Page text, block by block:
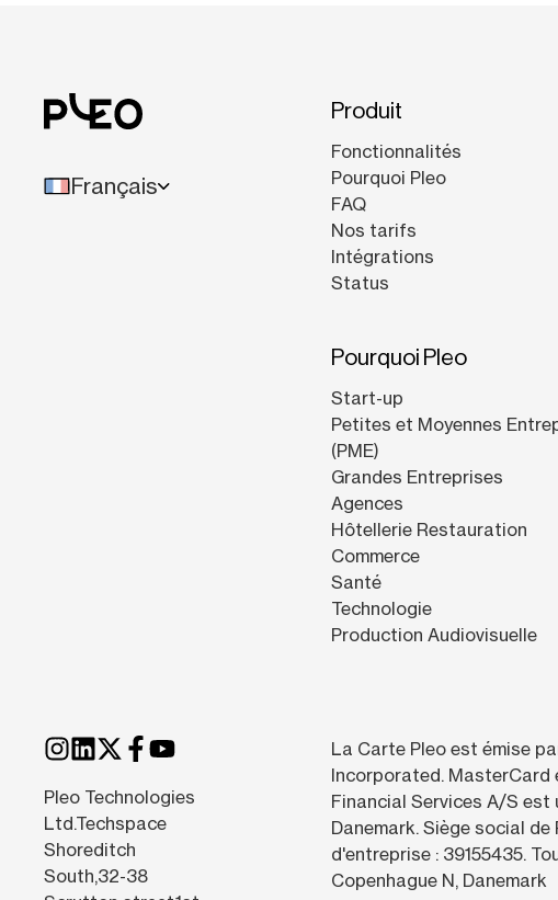
Français
Produit
Fonctionnalités
Pourquoi Pleo
FAQ
Nos tarifs
Intégrations
Status
Pourquoi Pleo
Start-up
Petites et Moyennes
(PME)
Grandes Entreprises
Agences
Hôtellerie Restauration
Commerce
Santé
Technologie
Production Audiovisuelle
Pleo Technologies
Ltd.Techspace
Shoreditch
South,32-38
La Carte Pleo est émise
Incorporated. MasterCard
Financial Services A/S est
Danemark. Siège social
d'entreprise : 39155435.
Copenhague N, Danemark